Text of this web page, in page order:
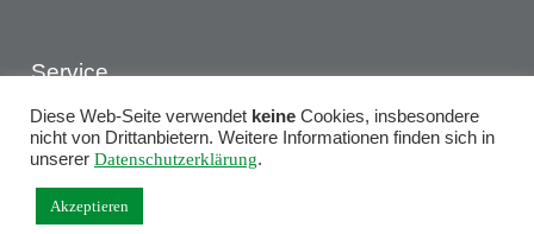
Service
Ausstellungen
Termine
Impressum·
Diese Web-Seite verwendet keine Cookies, insbesondere
nicht von Drittanbietern. Weitere Informationen finden sich in
unserer Datenschutzerklärung.
Akzeptieren